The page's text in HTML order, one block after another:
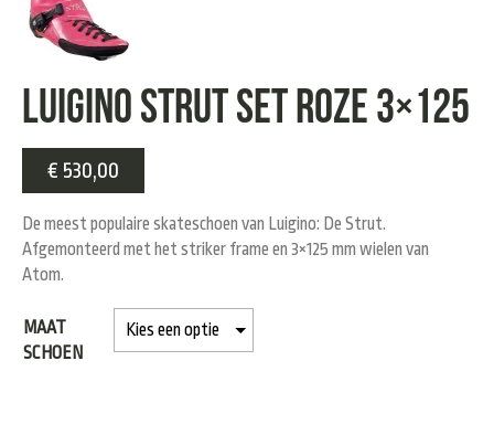
Luigino Strut set roze 3×125
€ 530,00
De meest populaire skateschoen van Luigino: De Strut.
Afgemonteerd met het striker frame en 3×125 mm wielen van
Atom.
MAAT
SCHOEN